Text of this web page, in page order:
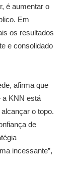
é aumentar o
Em
os resultados
e consolidado
afirma que
a KNN está
o topo.
de
incessante”,